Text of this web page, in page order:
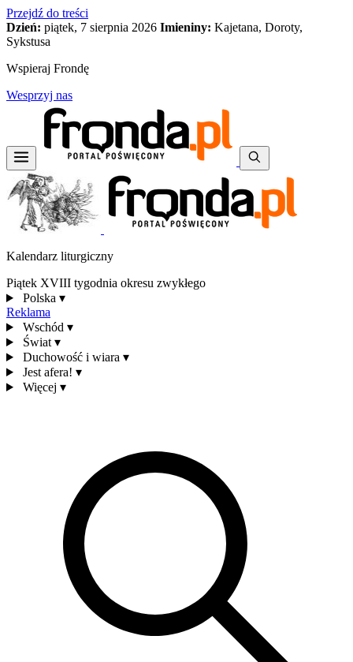
Przejdź do treści
Dzień: piątek, 7 sierpnia 2026 Imieniny: Kajetana, Doroty,
Sykstusa
Wspieraj Frondę
Wesprzyj nas
Kalendarz liturgiczny
Piątek XVIII tygodnia okresu zwykłego
Polska ▾
Reklama
Wschód ▾
Świat ▾
Duchowość i wiara ▾
Jest afera! ▾
Więcej ▾